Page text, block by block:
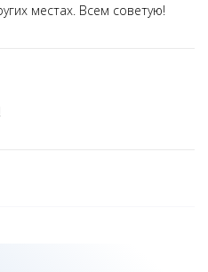
местах. Всем советую!